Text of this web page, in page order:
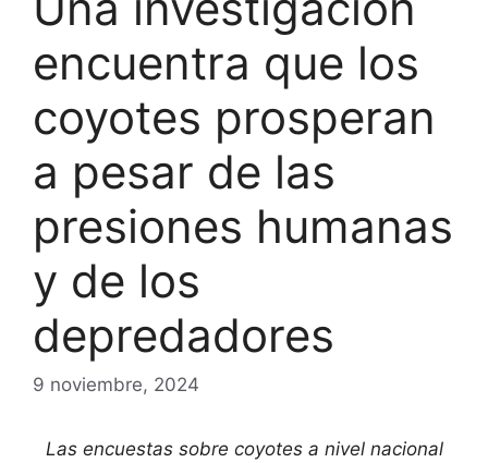
encuentra que los
coyotes prosperan
a pesar de las
presiones humanas
y de los
depredadores
9 noviembre, 2024
Las encuestas sobre coyotes a nivel nacional